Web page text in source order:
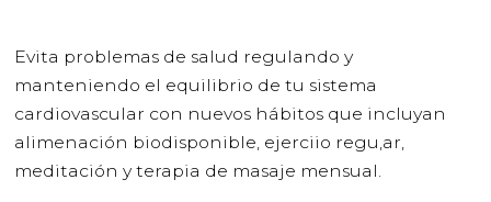
Evita problemas de salud regulando y
manteniendo el equilibrio de tu sistema
cardiovascular con nuevos hábitos que incluyan
alimenación biodisponible, ejerciio regu,ar,
meditación y terapia de masaje mensual.